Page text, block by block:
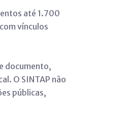
até 1.700
vínculos
documento,
O SINTAP não
públicas,